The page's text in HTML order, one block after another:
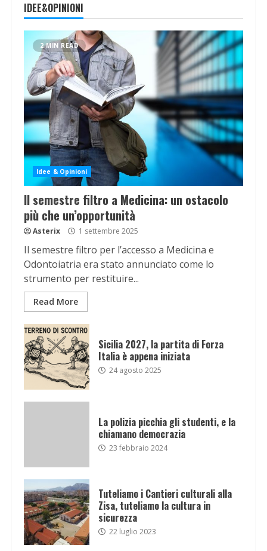
IDEE&OPINIONI
2 MIN READ
Idee & Opinioni
Il semestre filtro a Medicina: un ostacolo
più che un’opportunità
Asterix 1 settembre 2025
Il semestre filtro per l’accesso a Medicina e
Odontoiatria era stato annunciato come lo
strumento per restituire...
Read More
Sicilia 2027, la partita di Forza
Italia è appena iniziata
24 agosto 2025
La polizia picchia gli studenti, e la
chiamano democrazia
23 febbraio 2024
Tuteliamo i Cantieri culturali alla
Zisa, tuteliamo la cultura in
sicurezza
22 luglio 2023